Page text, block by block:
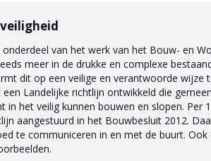
van het werk van het Bouw- en
meer in de drukke en complexe
dit op een veilige en verantwoorde wijze
Landelijke richtlijn ontwikkeld die
het veilig kunnen bouwen en slopen. Per
aangestuurd in het Bouwbesluit 2012.
te communiceren in en met de buurt.